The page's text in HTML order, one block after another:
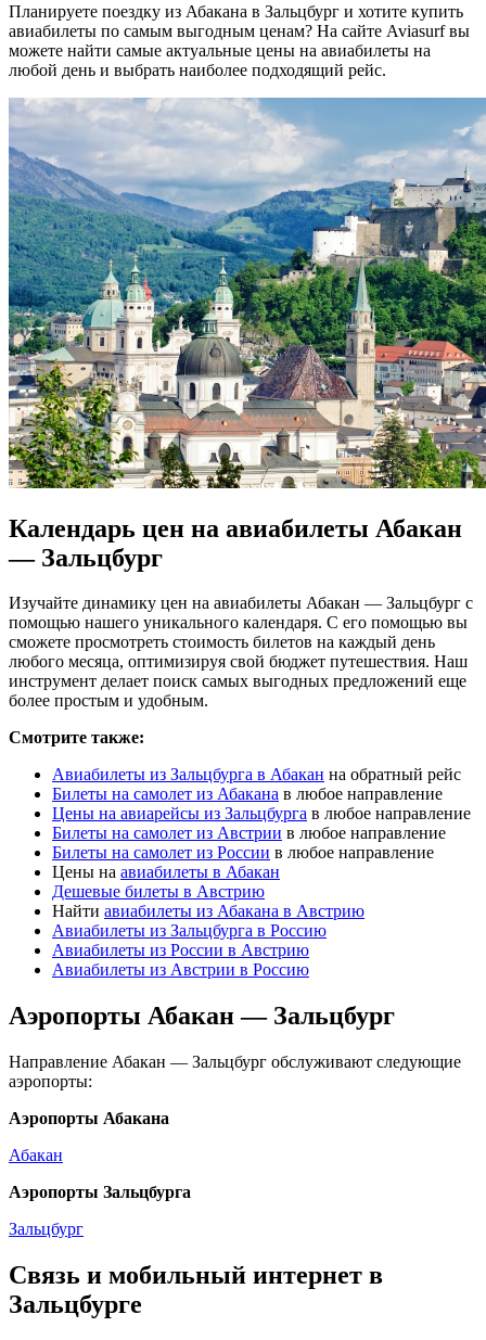
Планируете поездку из Абакана в Зальцбург и хотите купить
авиабилеты по самым выгодным ценам? На сайте Aviasurf вы
можете найти самые актуальные цены на авиабилеты на
любой день и выбрать наиболее подходящий рейс.
Календарь цен на авиабилеты Абакан
— Зальцбург
Изучайте динамику цен на авиабилеты Абакан — Зальцбург с
помощью нашего уникального календаря. С его помощью вы
сможете просмотреть стоимость билетов на каждый день
любого месяца, оптимизируя свой бюджет путешествия. Наш
инструмент делает поиск самых выгодных предложений еще
более простым и удобным.
Смотрите также:
Авиабилеты из Зальцбурга в Абакан на обратный рейс
Билеты на самолет из Абакана в любое направление
Цены на авиарейсы из Зальцбурга в любое направление
Билеты на самолет из Австрии в любое направление
Билеты на самолет из России в любое направление
Цены на авиабилеты в Абакан
Дешевые билеты в Австрию
Найти авиабилеты из Абакана в Австрию
Авиабилеты из Зальцбурга в Россию
Авиабилеты из России в Австрию
Авиабилеты из Австрии в Россию
Аэропорты Абакан — Зальцбург
Направление Абакан — Зальцбург обслуживают следующие
аэропорты:
Аэропорты Абакана
Абакан
Аэропорты Зальцбурга
Зальцбург
Связь и мобильный интернет в
Зальцбурге